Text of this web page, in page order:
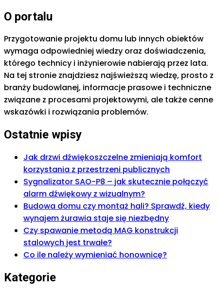
O portalu
Przygotowanie projektu domu lub innych obiektów
wymaga odpowiedniej wiedzy oraz doświadczenia,
którego technicy i inżynierowie nabierają przez lata.
Na tej stronie znajdziesz najświeższą wiedzę, prosto z
branży budowlanej, informacje prasowe i techniczne
związane z procesami projektowymi, ale także cenne
wskazówki i rozwiązania problemów.
Ostatnie wpisy
Jak drzwi dźwiękoszczelne zmieniają komfort
korzystania z przestrzeni publicznych
Sygnalizator SAO-P8 – jak skutecznie połączyć
alarm dźwiękowy z wizualnym?
Budowa domu czy montaż hali? Sprawdź, kiedy
wynajem żurawia staje się niezbędny
Czy spawanie metodą MAG konstrukcji
stalowych jest trwałe?
Co ile należy wymieniać honownicę?
Kategorie